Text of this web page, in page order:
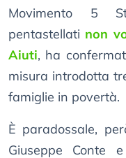
Movimento 5
pentastellati non
Aiuti, ha
misura introdotta
famiglie in povertà.
È paradossale,
Giuseppe Conte